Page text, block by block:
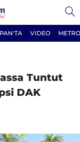
VIDEO
Tuntut
DAK